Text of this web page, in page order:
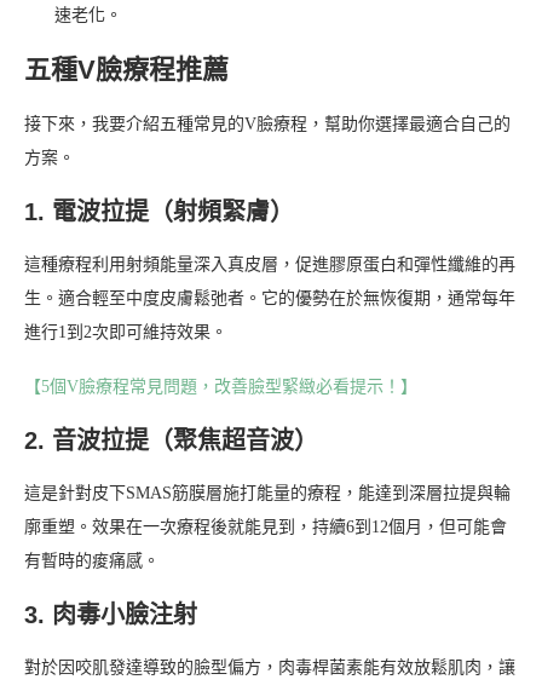
速老化。
五種V臉療程推薦
接下來，我要介紹五種常見的V臉療程，幫助你選擇最適合自己的
方案。
1. 電波拉提（射頻緊膚）
這種療程利用射頻能量深入真皮層，促進膠原蛋白和彈性纖維的再
生。適合輕至中度皮膚鬆弛者。它的優勢在於無恢復期，通常每年
進行1到2次即可維持效果。
【5個V臉療程常見問題，改善臉型緊緻必看提示！】
2. 音波拉提（聚焦超音波）
這是針對皮下SMAS筋膜層施打能量的療程，能達到深層拉提與輪
廓重塑。效果在一次療程後就能見到，持續6到12個月，但可能會
有暫時的痠痛感。
3. 肉毒小臉注射
對於因咬肌發達導致的臉型偏方，肉毒桿菌素能有效放鬆肌肉，讓